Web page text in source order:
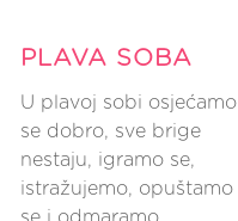
PLAVA SOBA
U plavoj sobi osjećamo
se dobro, sve brige
nestaju, igramo se,
istražujemo, opuštamo